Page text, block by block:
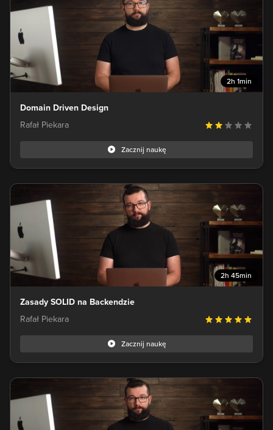
2h 1min
Domain Driven Design
Rafał Piekara
Zacznij naukę
2h 45min
Zasady SOLID na Backendzie
Rafał Piekara
Zacznij naukę